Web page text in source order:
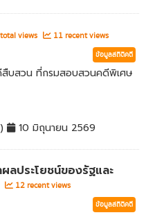
views 11 recent views
ข้อมูลสถิติคดี
สืบสวน ที่กรมสอบสวนคดีพิเศษ
10 มิถุนายน 2569
ลประโยชน์ของรัฐและ
12 recent views
ข้อมูลสถิติคดี